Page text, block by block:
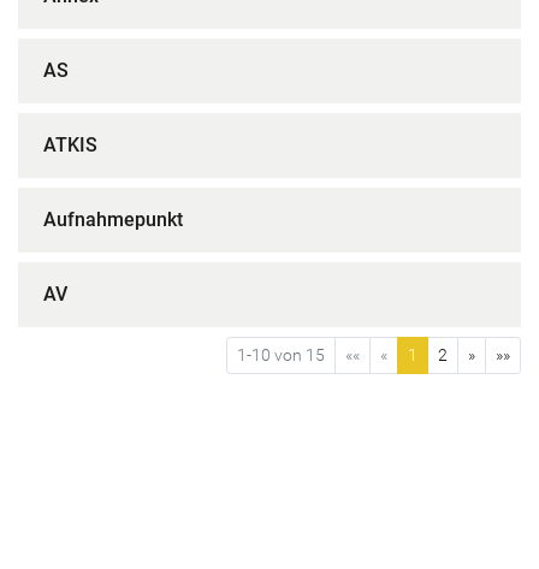
AS
ATKIS
Aufnahmepunkt
AV
1-10 von 15 «« « 1 2 » »»